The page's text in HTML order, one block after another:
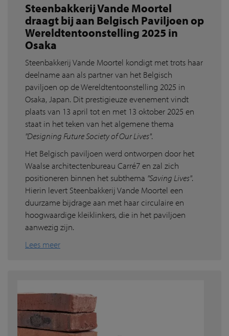
Steenbakkerij Vande Moortel
draagt bij aan Belgisch Paviljoen op
Wereldtentoonstelling 2025 in
Osaka
Steenbakkerij Vande Moortel kondigt met trots haar
deelname aan als partner van het Belgisch
paviljoen op de Wereldtentoonstelling 2025 in
Osaka, Japan. Dit prestigieuze evenement vindt
plaats van 13 april tot en met 13 oktober 2025 en
staat in het teken van het algemene thema
"Designing Future Society of Our Lives".
Het Belgisch paviljoen werd ontworpen door het
Waalse architectenbureau Carré7 en zal zich
positioneren binnen het subthema "Saving Lives".
Hierin levert Steenbakkerij Vande Moortel een
duurzame bijdrage aan met haar circulaire en
hoogwaardige kleiklinkers, die in het paviljoen
aanwezig zijn.
Lees meer